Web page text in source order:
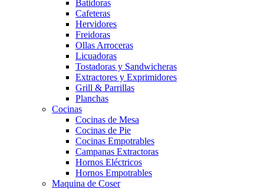
Batidoras
Cafeteras
Hervidores
Freidoras
Ollas Arroceras
Licuadoras
Tostadoras y Sandwicheras
Extractores y Exprimidores
Grill & Parrillas
Planchas
Cocinas
Cocinas de Mesa
Cocinas de Pie
Cocinas Empotrables
Campanas Extractoras
Hornos Eléctricos
Hornos Empotrables
Maquina de Coser